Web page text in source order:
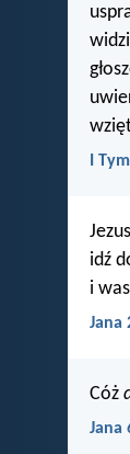
I
idź
i
Jana
Cóż
Jana